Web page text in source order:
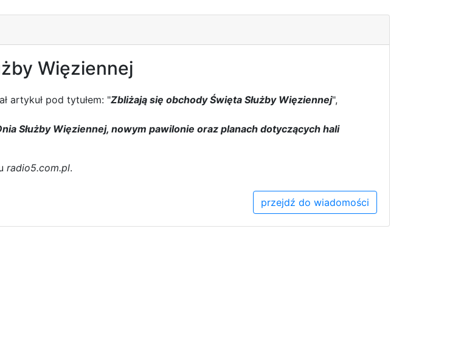
Więziennej
artykuł pod tytułem: "Zbliżają się obchody Święta Służby Więziennej",
Służby Więziennej, nowym pawilonie oraz planach dotyczących hali
radio5.com.pl.
przejdź do wiadomości